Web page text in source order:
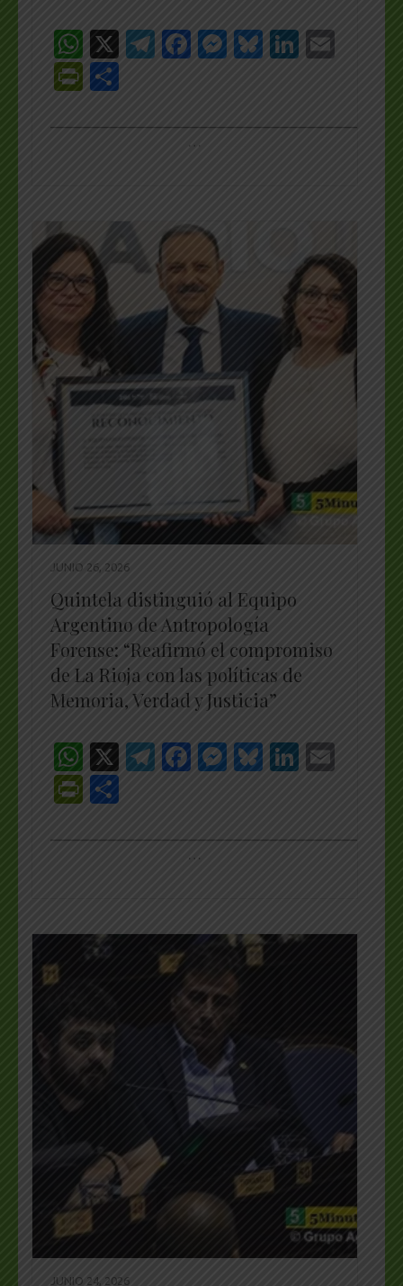
WhatsApp
X Telegram
Facebook
Messenger
Bluesky
PrintFriendly
…
JUNIO 26, 2026
Quintela distinguió al Equipo
Argentino de Antropología
Forense: “Reafirmó el compromiso
de La Rioja con las políticas de
Memoria, Verdad y Justicia”
WhatsApp
X Telegram
Facebook
Messenger
Bluesky
PrintFriendly
…
JUNIO 24, 2026